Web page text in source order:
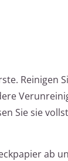
Reinigen
Sie sie
ab